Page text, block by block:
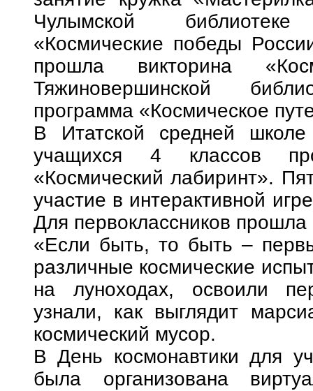
Чулымской
«Космические победы
прошла викторина
Тяжиновершинской
программа «Космическое
В Итатской средней
учащихся 4 классов
«Космический лабиринт».
участие в интерактивной
Для первоклассников
«Если быть, то быть –
различные космические
на луноходах, освоили
узнали, как выглядит
космический мусор.
В День космонавтики для
была организована